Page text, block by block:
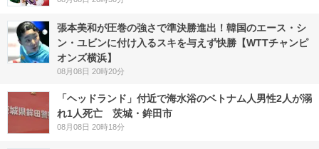
張本美和が圧巻の強さで準決勝進出！韓国のエース・シ
ン・ユビンに付け入るスキを与えず快勝【WTTチャンピ
オンズ横浜】
08月08日 20時20分
「ヘッドランド」付近で海水浴のベトナム人男性2人が溺
れ1人死亡 茨城・鉾田市
08月08日 20時18分